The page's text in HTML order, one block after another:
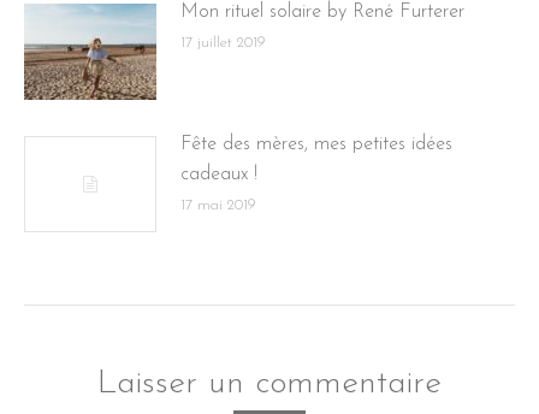
Mon rituel solaire by René Furterer
17 juillet 2019
Fête des mères, mes petites idées
cadeaux !
17 mai 2019
Laisser un commentaire